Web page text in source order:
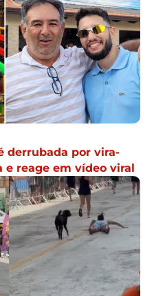
derrubada por vira-
e reage em vídeo viral